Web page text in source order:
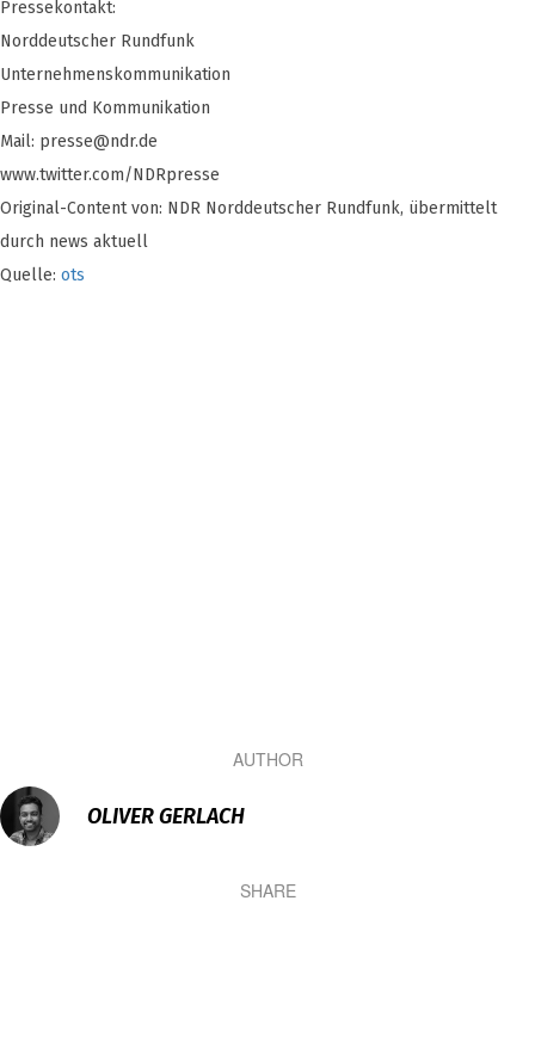
Pressekontakt:
Norddeutscher Rundfunk
Unternehmenskommunikation
Presse und Kommunikation
Mail: presse@ndr.de
www.twitter.com/NDRpresse
Original-Content von: NDR Norddeutscher Rundfunk, übermittelt
durch news aktuell
Quelle: ots
AUTHOR
OLIVER GERLACH
SHARE